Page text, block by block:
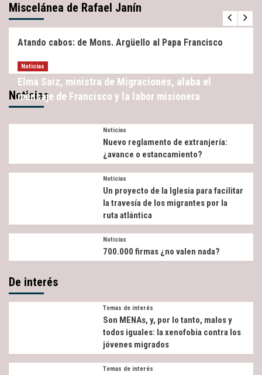
Miscelánea de Rafael Janín
Miscelánea Noticias
Atando cabos: de Mons. Argüello al Papa Francisco
Noticias
Noticias
Elma Saiz, ministra de Migraciones, alaba el
mensaje de Francisco y la labor misionera
Noticias
Nuevo reglamento de extranjería:
¿avance o estancamiento?
Noticias
Un proyecto de la Iglesia para facilitar
la travesía de los migrantes por la
ruta atlántica
Noticias
700.000 firmas ¿no valen nada?
De interés
Temas de interés
Son MENAs, y, por lo tanto, malos y
todos iguales: la xenofobia contra los
jóvenes migrados
Temas de interés